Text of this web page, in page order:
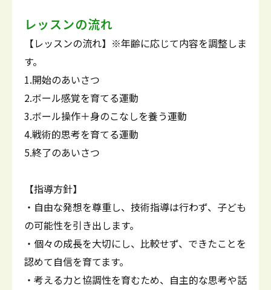
レッスンの流れ
【レッスンの流れ】※年齢に応じて内容を調整しま
す。
1.開始のあいさつ
2.ボール感覚を育てる運動
3.ボール操作＋身のこなしを養う運動
4.戦術的思考を育てる運動
5.終了のあいさつ
【指導方針】
・自由な発想を尊重し、技術指導は行わず、子ども
の可能性を引き出します。
・個々の成長を大切にし、比較せず、できたことを
認めて自信を育てます。
・考える力と協調性を育むため、自主的な思考や話